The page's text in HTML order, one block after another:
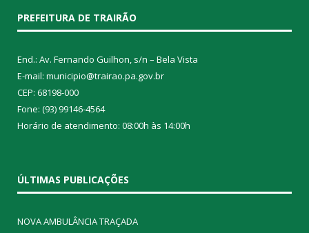
PREFEITURA DE TRAIRÃO
End.: Av. Fernando Guilhon, s/n – Bela Vista
E-mail: municipio@trairao.pa.gov.br
CEP: 68198-000
Fone: (93) 99146-4564
Horário de atendimento: 08:00h às 14:00h
ÚLTIMAS PUBLICAÇÕES
NOVA AMBULÂNCIA TRAÇADA